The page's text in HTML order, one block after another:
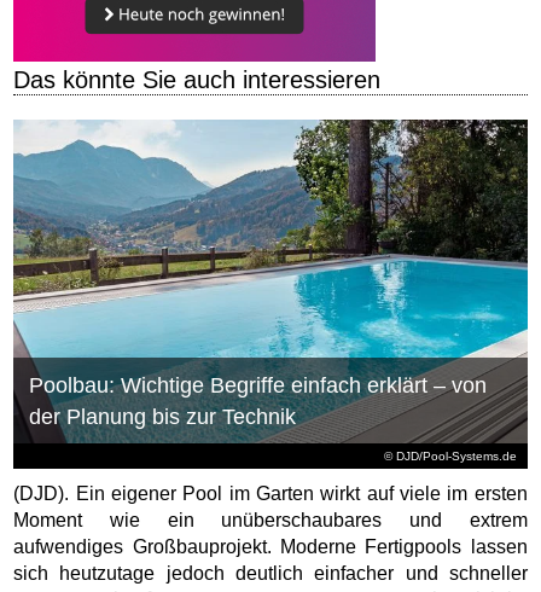
Das könnte Sie auch interessieren
© DJD/Pool-Systems.de
Poolbau: Wichtige Begriffe einfach erklärt – von
der Planung bis zur Technik
(DJD). Ein eigener Pool im Garten wirkt auf viele im ersten
Moment wie ein unüberschaubares und extrem
aufwendiges Großbauprojekt. Moderne Fertigpools lassen
sich heutzutage jedoch deutlich einfacher und schneller